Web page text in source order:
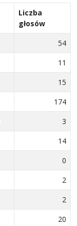
Liczba
głosów
54
11
15
174
3
14
0
2
2
20